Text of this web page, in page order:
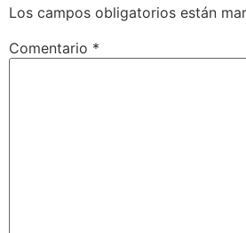
Los campos obligatorios están
Comentario *